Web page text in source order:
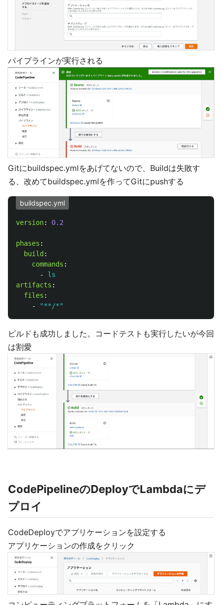
パイプラインが実行される
Gitにbuildspec.ymlをあげてないので、Buildは失敗す
る、改めてbuildspec.ymlを作ってGitにpushする
buildspec.yml
version: 0.2
phases :
build :
commands :
-
ls
artifacts :
files :
-
"**/*"
ビルドも成功しました。コードテストも実行したいが今回
は割愛
CodePipelineのDeployでLambdaにデ
プロイ
CodeDeployでアプリケーションを設定する
アプリケーションの作成をクリック